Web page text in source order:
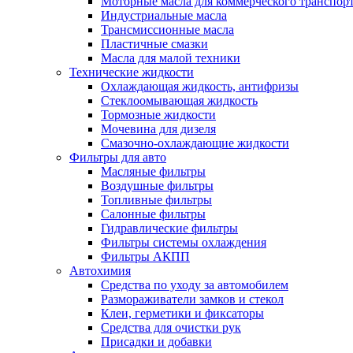
Индустриальные масла
Трансмиссионные масла
Пластичные смазки
Масла для малой техники
Технические жидкости
Охлаждающая жидкость, антифризы
Стеклоомывающая жидкость
Тормозные жидкости
Мочевина для дизеля
Смазочно-охлаждающие жидкости
Фильтры для авто
Масляные фильтры
Воздушные фильтры
Топливные фильтры
Салонные фильтры
Гидравлические фильтры
Фильтры системы охлаждения
Фильтры АКПП
Автохимия
Средства по уходу за автомобилем
Размораживатели замков и стекол
Клеи, герметики и фиксаторы
Средства для очистки рук
Присадки и добавки